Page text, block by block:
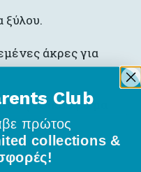
ξύλου.
άκρες για
σε φυσικό χρώμα
η επιλογή ξύλου
Club
πρώτος
collections &